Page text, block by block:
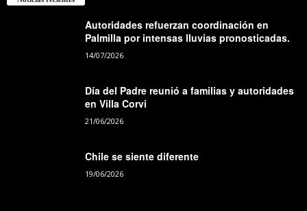
Autoridades refuerzan coordinación en
Palmilla por intensas lluvias pronosticadas.
14/07/2026
Día del Padre reunió a familias y autoridades
en Villa Corvi
21/06/2026
Chile se siente diferente
19/06/2026